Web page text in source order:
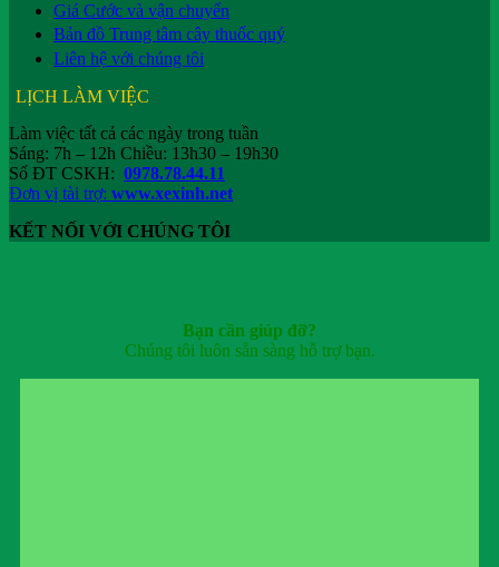
Giá Cước và vận chuyển
Bản đồ Trung tâm cây thuốc quý
Liên hệ với chúng tôi
LỊCH LÀM VIỆC
Làm việc tất cả các ngày trong tuần
Sáng: 7h – 12h Chiều: 13h30 – 19h30
Số ĐT CSKH: 0978.78.44.11
Đơn vị tài trợ: www.xexinh.net
KẾT NỐI VỚI CHÚNG TÔI
Bạn cần giúp đỡ?
Chúng tôi luôn sẵn sàng hỗ trợ bạn.